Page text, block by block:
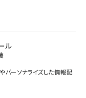
ル
パーソナライズした情報配